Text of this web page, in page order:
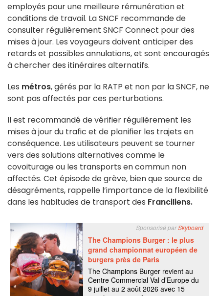
employés pour une meilleure rémunération et
conditions de travail. La SNCF recommande de
consulter régulièrement SNCF Connect pour des
mises à jour. Les voyageurs doivent anticiper des
retards et possibles annulations, et sont encouragés
à chercher des itinéraires alternatifs.
Les métros, gérés par la RATP et non par la SNCF, ne
sont pas affectés par ces perturbations.
Il est recommandé de vérifier régulièrement les
mises à jour du trafic et de planifier les trajets en
conséquence. Les utilisateurs peuvent se tourner
vers des solutions alternatives comme le
covoiturage ou les transports en commun non
affectés. Cet épisode de grève, bien que source de
désagréments, rappelle l’importance de la flexibilité
dans les habitudes de transport des Franciliens.